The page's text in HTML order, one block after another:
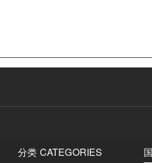
分类 CATEGORIES